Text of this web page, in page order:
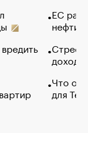
ЕС
нефти
Что
для